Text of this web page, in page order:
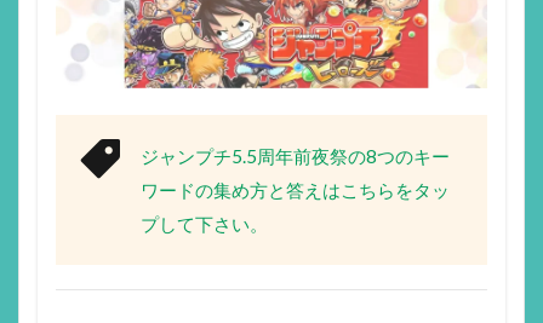
ジャンプチ5.5周年前夜祭の8つのキー
ワードの集め方と答えはこちらをタッ
プして下さい。